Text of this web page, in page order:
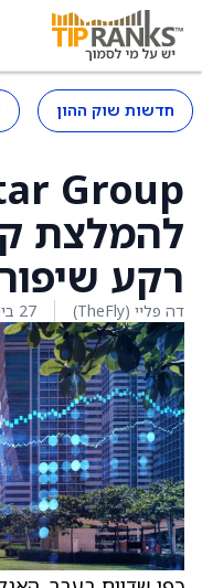
חדשות שוק ההון
רקע
דה פליי (TheFly) 27 בינואר 2026